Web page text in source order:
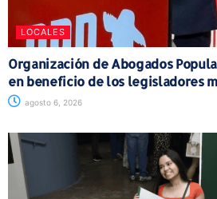
LOCALES
Organización de Abogados
en beneficio de los legisladores
agosto 6, 2026